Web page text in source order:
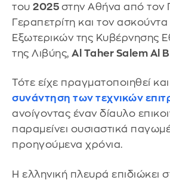
του 2025 στην Αθήνα από τον
Γεραπετρίτη και τον
Εξωτερικών της Κυβέρνησης
της Λιβύης, Al Taher Salem Al
Τότε είχε πραγματοποιηθεί
συνάντηση των τεχνικών
ανοίγοντας έναν δίαυλο
παραμείνει ουσιαστικά
προηγούμενα χρόνια.
Η ελληνική πλευρά επιδιώκει